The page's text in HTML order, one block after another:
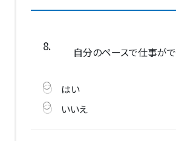
8. 自分のペースで仕事が
はい
いいえ